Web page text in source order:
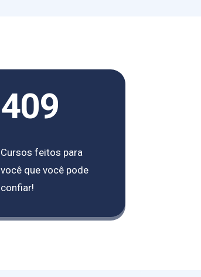
409
Cursos feitos para
você que você pode
confiar!